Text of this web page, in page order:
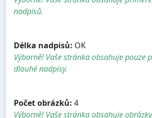
nadpisů.
Délka nadpisů: OK
Výborně! Vaše stránka obsahuje pouze
dlouhé nadpisy.
Počet obrázků: 4
Výborně! Vaše stránka obsahuje